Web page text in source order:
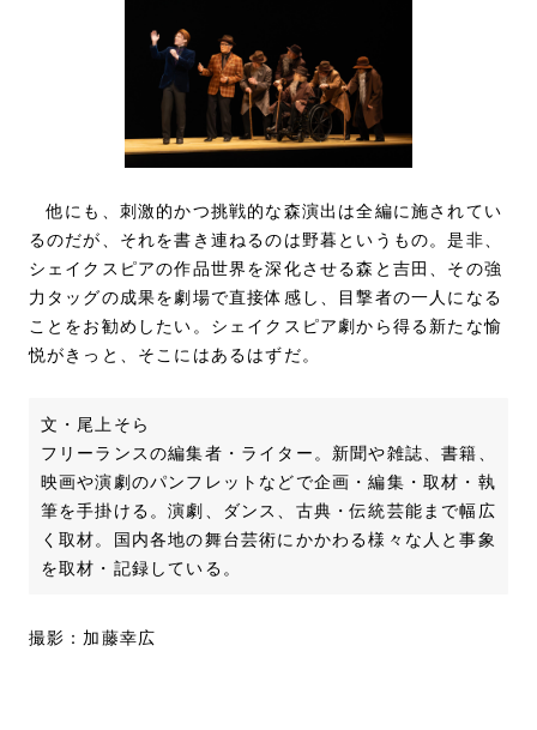
他にも、刺激的かつ挑戦的な森演出は全編に施されてい
るのだが、それを書き連ねるのは野暮というもの。是非、
シェイクスピアの作品世界を深化させる森と吉田、その強
力タッグの成果を劇場で直接体感し、目撃者の一人になる
ことをお勧めしたい。シェイクスピア劇から得る新たな愉
悦がきっと、そこにはあるはずだ。
文・尾上そら
フリーランスの編集者・ライター。新聞や雑誌、書籍、
映画や演劇のパンフレットなどで企画・編集・取材・執
筆を手掛ける。演劇、ダンス、古典・伝統芸能まで幅広
く取材。国内各地の舞台芸術にかかわる様々な人と事象
を取材・記録している。
撮影：加藤幸広